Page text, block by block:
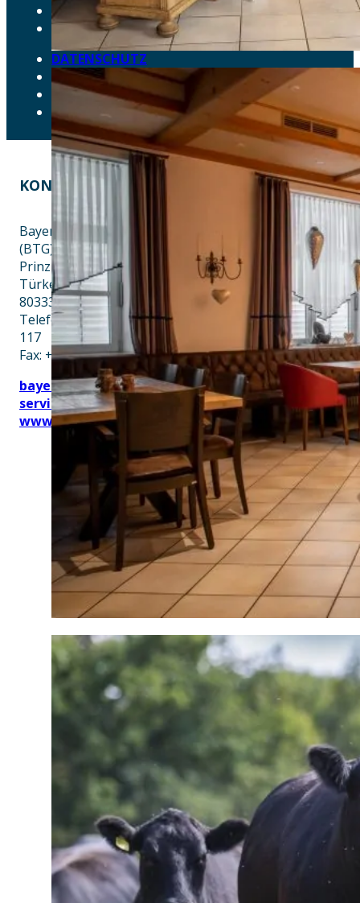
AKTUELLES
DOWNLOADS
DATENSCHUTZ
IMPRESSUM
LEICHTE SPRACHE
ERKLÄRUNG ZUR BARRIEREFREIHEIT
KONTAKT EINE INITIATIVE VON
Bayern Tourist Gmbh
(BTG)
Prinz-Ludwig-Palais
Türkenstraße 7
80333 München
Telefon: +49 89 28760-
117
Fax: +49 89 28760-121
bayerischekueche@btg-
service.de
www.btg-service.de